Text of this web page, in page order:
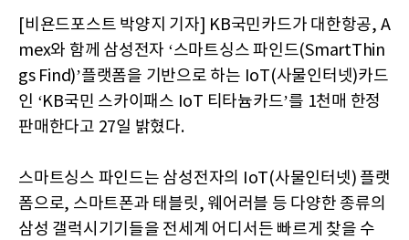
[비욘드포스트 박양지 기자] KB국민카드가 대한항공, A
mex와 함께 삼성전자 ‘스마트싱스 파인드(SmartThin
gs Find)’플랫폼을 기반으로 하는 IoT(사물인터넷)카드
인 ‘KB국민 스카이패스 IoT 티타늄카드’를 1천매 한정
판매한다고 27일 밝혔다.
스마트싱스 파인드는 삼성전자의 IoT(사물인터넷) 플랫
폼으로, 스마트폰과 태블릿, 웨어러블 등 다양한 종류의
삼성 갤럭시기기들을 전세계 어디서든 빠르게 찾을 수